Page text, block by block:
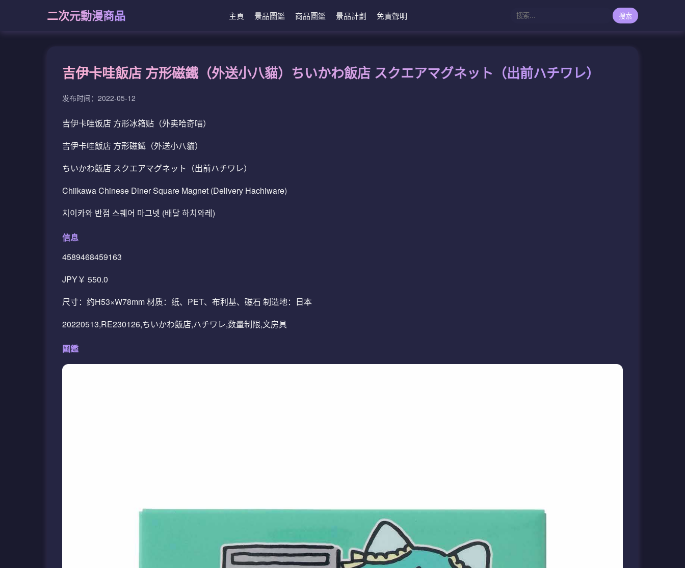
二次元動漫商品 主頁 景品圖鑑 商品圖鑑 景品計劃 免責聲明 搜索
吉伊卡哇飯店 方形磁鐵（外送小八貓）ちいかわ飯店 スクエアマグネット（出前ハチワレ）
发布时间：2022-05-12
吉伊卡哇饭店 方形冰箱贴（外卖哈奇喵）
吉伊卡哇飯店 方形磁鐵（外送小八貓）
ちいかわ飯店 スクエアマグネット（出前ハチワレ）
Chiikawa Chinese Diner Square Magnet (Delivery Hachiware)
치이카와 반점 스퀘어 마그넷 (배달 하치와레)
信息
4589468459163
JPY￥ 550.0
尺寸：约H53×W78mm 材质：纸、PET、布利基、磁石 制造地：日本
20220513,RE230126,ちいかわ飯店,ハチワレ,数量制限,文房具
圖鑑